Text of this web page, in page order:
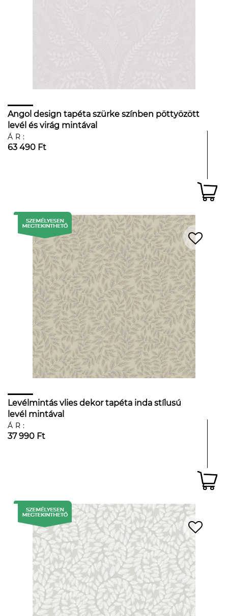
Angol design tapéta szürke színben pöttyözött
levél és virág mintával
ÁR:
63 490 Ft
Levélmintás vlies dekor tapéta inda stílusú
levél mintával
ÁR:
37 990 Ft